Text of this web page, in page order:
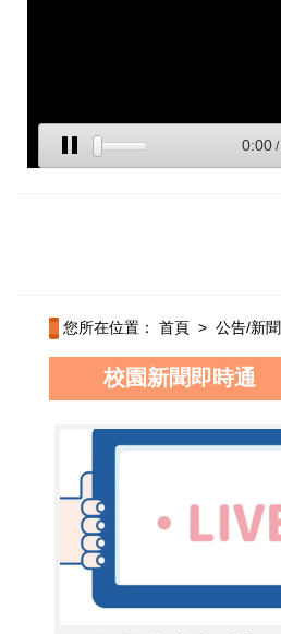
您所在位置： 首頁 > 公告/新聞
校園新聞即時通